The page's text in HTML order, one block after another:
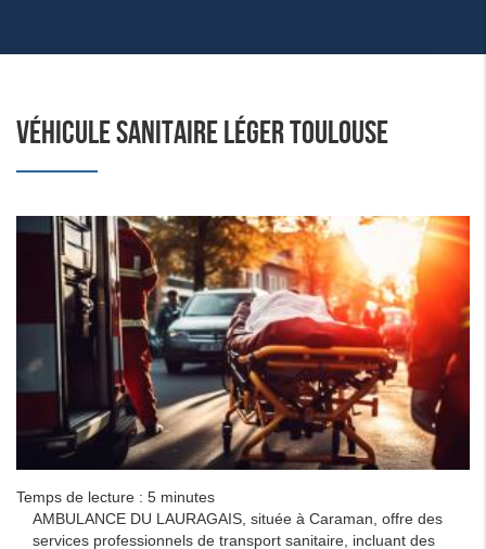
VÉHICULE SANITAIRE LÉGER TOULOUSE
Temps de lecture : 5 minutes
AMBULANCE DU LAURAGAIS, située à Caraman, offre des
services professionnels de transport sanitaire, incluant des